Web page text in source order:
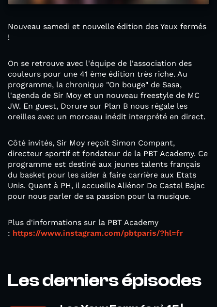
Nouveau samedi et nouvelle édition des Yeux fermés
!
On se retrouve avec l'équipe de l'association des
couleurs pour une 41 ème édition très riche. Au
programme, la chronique "On bouge" de Sasa,
l'agenda de Sir Moy et un nouveau freestyle de MC
JW. En guest, Dorure sur Plan B nous régale les
oreilles avec un morceau inédit interprété en direct.
Côté invités, Sir Moy reçoit Simon Compant,
directeur sportif et fondateur de la PBT Academy. Ce
programme est destiné aux jeunes talents français
du basket pour les aider à faire carrière aux Etats
Unis. Quant à PH, il accueille Aliénor De Castel Bajac
pour nous parler de sa passion pour la musique.
Plus d'informations sur la PBT Academy
: https://www.instagram.com/pbtparis/?hl=fr
Les derniers épisodes